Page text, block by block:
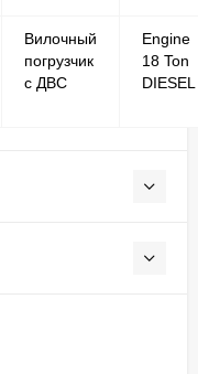
Вилочный
погрузчик
с ДВС
Engine
18 Ton
DIESEL